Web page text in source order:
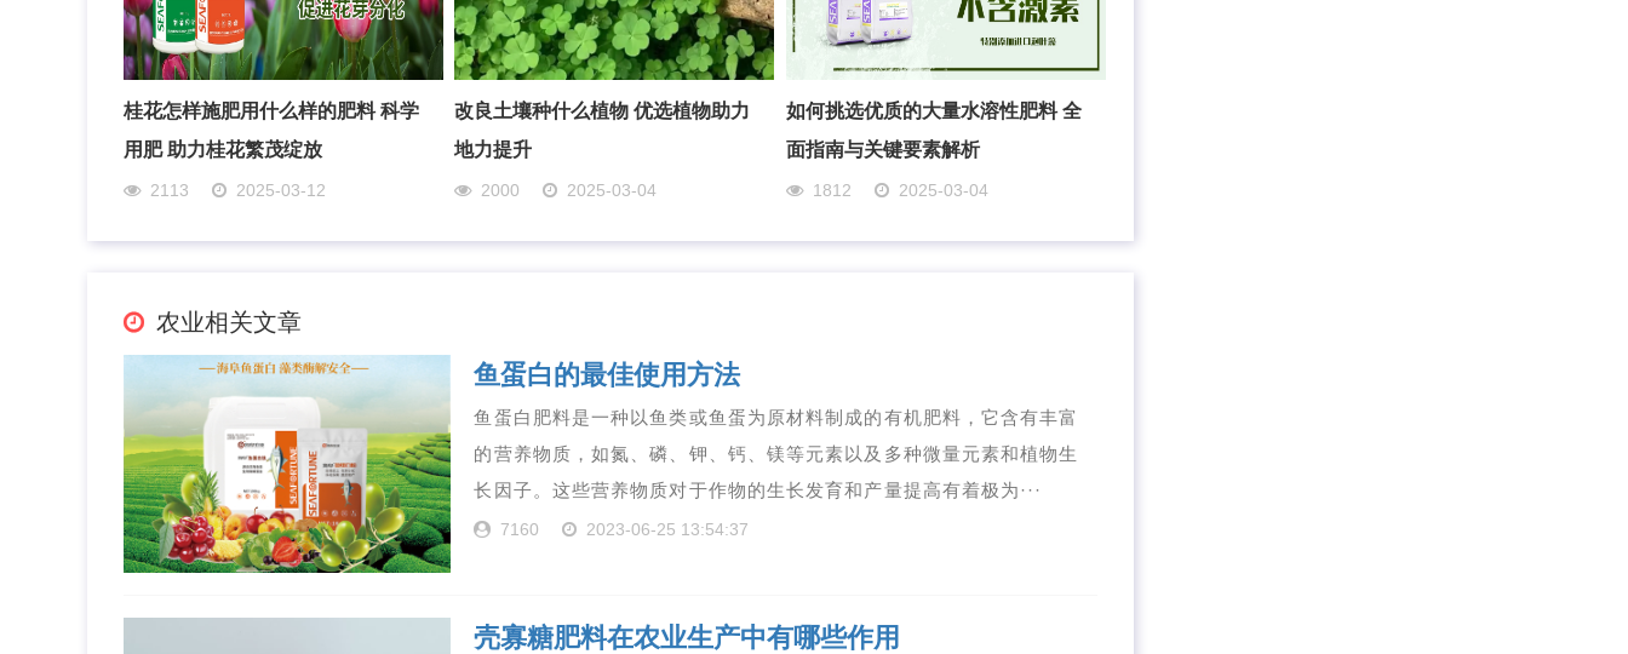
桂花怎样施肥用什么样的肥料 科学
用肥 助力桂花繁茂绽放
2113 2025-03-12
改良土壤种什么植物 优选植物助力
地力提升
2000 2025-03-04
如何挑选优质的大量水溶性肥料 全
面指南与关键要素解析
1812 2025-03-04
农业相关文章
鱼蛋白的最佳使用方法
鱼蛋白肥料是一种以鱼类或鱼蛋为原材料制成的有机肥料，它含有丰富
的营养物质，如氮、磷、钾、钙、镁等元素以及多种微量元素和植物生
长因子。这些营养物质对于作物的生长发育和产量提高有着极为···
7160 2023-06-25 13:54:37
壳寡糖肥料在农业生产中有哪些作用